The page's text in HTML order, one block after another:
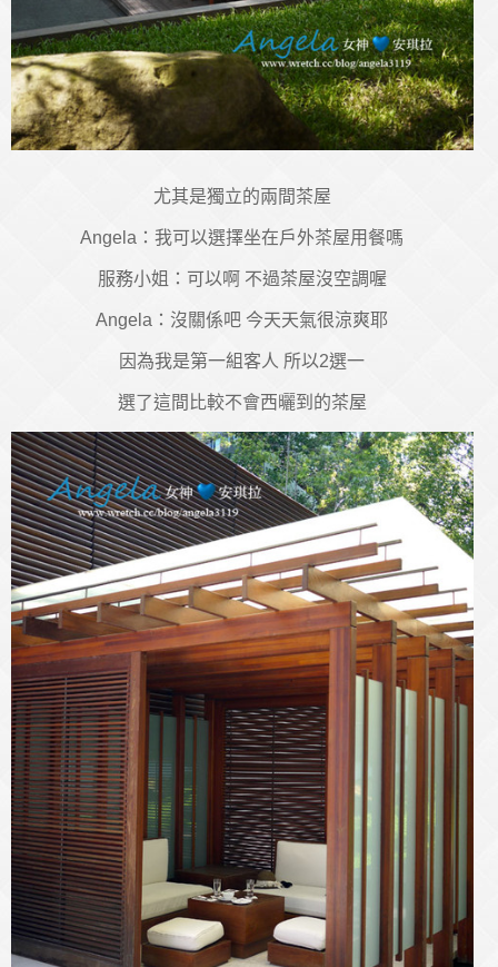
尤其是獨立的兩間茶屋
Angela：我可以選擇坐在戶外茶屋用餐嗎
服務小姐：可以啊 不過茶屋沒空調喔
Angela：沒關係吧 今天天氣很涼爽耶
因為我是第一組客人 所以2選一
選了這間比較不會西曬到的茶屋